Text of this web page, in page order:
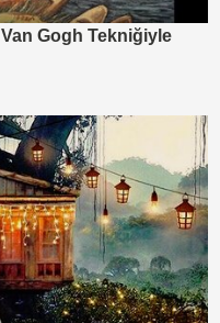
Gogh Tekniğiyle